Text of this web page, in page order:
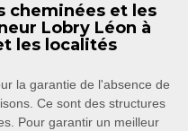
cheminées et les
Lobry Léon à
les localités
la garantie de l'absence de
Ce sont des structures
Pour garantir un meilleur